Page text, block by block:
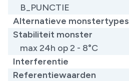
B_PUNCTIE
Alternatieve monstertypes
Stabiliteit monster
max 24h op 2 - 8°C
Interferentie
Referentiewaarden